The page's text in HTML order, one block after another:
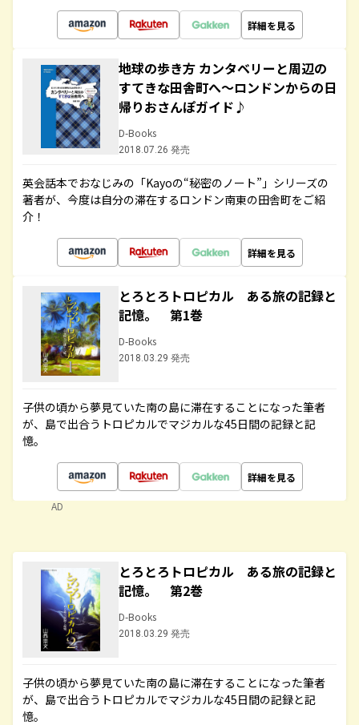
詳細を見る
地球の歩き方 カンタベリーと周辺の
すてきな田舎町へ～ロンドンからの日
帰りおさんぽガイド♪
D-Books
2018.07.26 発売
英会話本でおなじみの「Kayoの“秘密のノート”」シリーズの
著者が、今度は自分の滞在するロンドン南東の田舎町をご紹
介！
詳細を見る
とろとろトロピカル ある旅の記録と
記憶。 第1巻
D-Books
2018.03.29 発売
子供の頃から夢見ていた南の島に滞在することになった筆者
が、島で出合うトロピカルでマジカルな45日間の記録と記
憶。
詳細を見る
AD
とろとろトロピカル ある旅の記録と
記憶。 第2巻
D-Books
2018.03.29 発売
子供の頃から夢見ていた南の島に滞在することになった筆者
が、島で出合うトロピカルでマジカルな45日間の記録と記
憶。